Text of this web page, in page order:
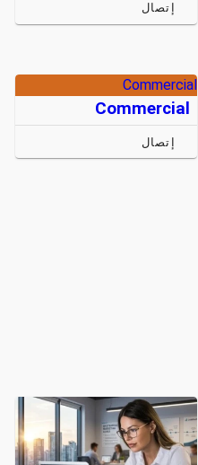
إتصال
Commercial
Commercial
إتصال